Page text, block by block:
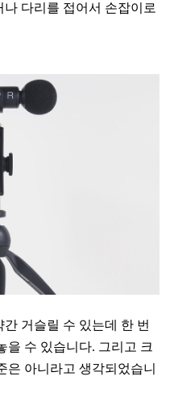
다리를 접어서 손잡이로
거슬릴 수 있는데 한 번
을 수 있습니다. 그리고 크
은 아니라고 생각되었습니